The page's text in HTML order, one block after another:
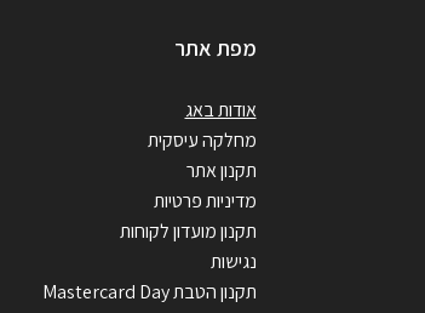
מפת אתר
אודות באג
מחלקה עיסקית
תקנון אתר
מדיניות פרטיות
תקנון מועדון לקוחות
נגישות
תקנון הטבת Mastercard Day